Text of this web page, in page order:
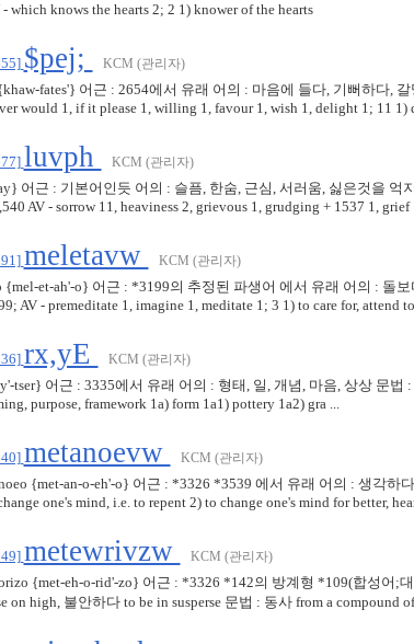
which knows the hearts 2; 2 1) knower of the hearts
$pej; KCM (관리자)
fates'} 어근 : 2654에서 유래 어의 : 마음에 들다, 기뻐하다,
would 1, if it please 1, willing 1, favour 1, wish 1, delight 1; 11 1)
luvph KCM (관리자)
어근 : 기본어인듯 어의 : 슬픔, 한숨, 근심, 서러움, 싫은것을
AV - sorrow 11, heaviness 2, grievous 1, grudging + 1537 1, grief
meletavw KCM (관리자)
{mel-et-ah'-o} 어근 : *3199의 추정된 파생어 에서 유래 어의 : 돌
AV - premeditate 1, imagine 1, meditate 1; 3 1) to care for, attend
rx,yE KCM (관리자)
tser} 어근 : 3335에서 유래 어의 : 형태, 일, 개념, 마음, 상상 문법
purpose, framework 1a) form 1a1) pottery 1a2) gra ...
metanoevw KCM (관리자)
{met-an-o-eh'-o} 어근 : *3326 *3539 에서 유래 어의 : 생각
one's mind, i.e. to repent 2) to change one's mind for better,
metewrivzw KCM (관리자)
{met-eh-o-rid'-zo} 어근 : *3326 *142의 방계형 *109(합성어
on high, 불안하다 to be in susperse 문법 : 동사 from a compound